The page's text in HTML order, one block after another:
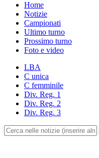
Home
Notizie
Campionati
Ultimo turno
Prossimo turno
Foto e video
LBA
C unica
C femminile
Div. Reg. 1
Div. Reg. 2
Div. Reg. 3